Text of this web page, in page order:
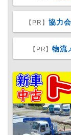
【PR】 協力
【PR】物流